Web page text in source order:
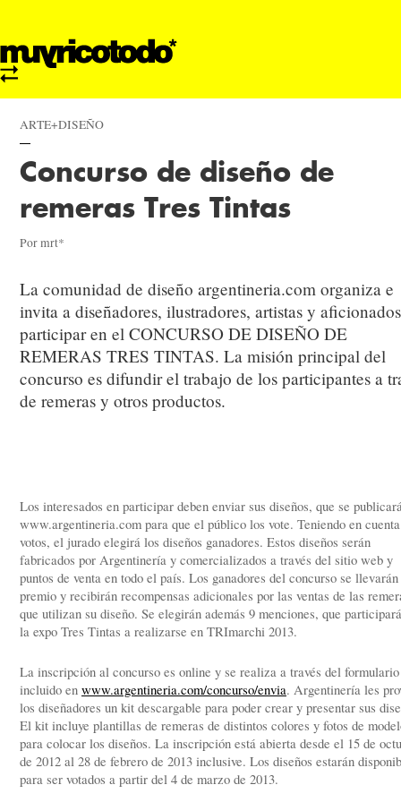
ARTE+DISEÑO
Concurso de diseño de
remeras Tres Tintas
Por mrt*
La comunidad de diseño argentineria.com organiza e
invita a diseñadores, ilustradores, artistas y
participar en el CONCURSO DE DISEÑO DE
REMERAS TRES TINTAS. La misión principal del
concurso es difundir el trabajo de los participantes a
de remeras y otros productos.
Los interesados en participar deben enviar sus diseños, que se
www.argentineria.com para que el público los vote. Teniendo en
votos, el jurado elegirá los diseños ganadores. Estos diseños serán
fabricados por Argentinería y comercializados a través del sitio web y
puntos de venta en todo el país. Los ganadores del concurso se
premio y recibirán recompensas adicionales por las ventas de las
que utilizan su diseño. Se elegirán además 9 menciones, que
la expo Tres Tintas a realizarse en TRImarchi 2013.
La inscripción al concurso es online y se realiza a través del formulario
incluido en www.argentineria.com/concurso/envia. Argentinería les
los diseñadores un kit descargable para poder crear y presentar sus
El kit incluye plantillas de remeras de distintos colores y fotos de
para colocar los diseños. La inscripción está abierta desde el 15 de
de 2012 al 28 de febrero de 2013 inclusive. Los diseños estarán
para ser votados a partir del 4 de marzo de 2013.